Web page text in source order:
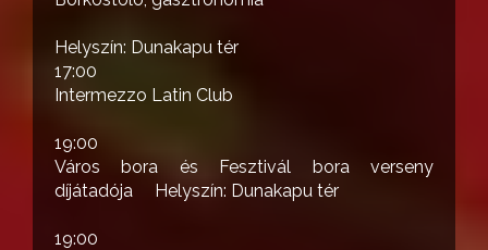
Helyszín: Dunakapu tér
17:00
Intermezzo Latin Club
19:00
Város bora és Fesztivál bora verseny
díjátadója Helyszín: Dunakapu tér
19:00